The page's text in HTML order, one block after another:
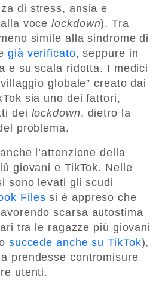
di stress, ansia e
alla vocelockdown). Tra
simile alla sindrome di
già verificato, seppure in
e su scala ridotta. I medici
globale” creato dai
sia uno dei fattori,
dei lockdown, dietro la
problema.
l’attenzione della
giovani e TikTok. Nelle
sono levati gli scudi
Files si è appreso che
scarsa autostima
tra le ragazze più giovani
succede anche su TikTok),
prendesse contromisure
utenti.